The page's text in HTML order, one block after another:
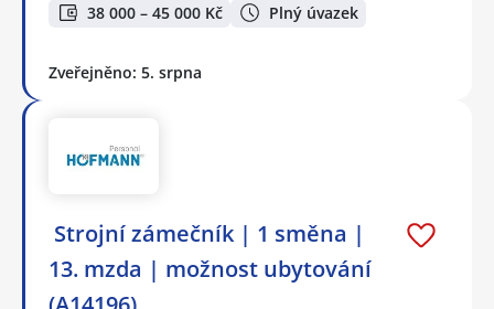
38 000 – 45 000 Kč Plný úvazek
Zveřejněno: 5. srpna
️ Strojní zámečník | 1 směna |
13. mzda | možnost ubytování